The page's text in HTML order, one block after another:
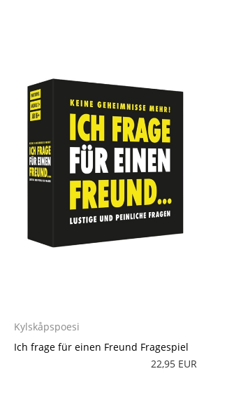
Kylskåpspoesi
Ich frage für einen Freund Fragespiel
22,95 EUR